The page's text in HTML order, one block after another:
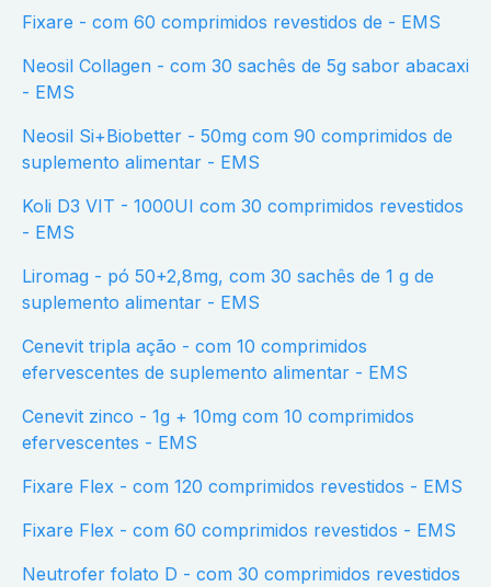
Fixare - com 60 comprimidos revestidos de - EMS
Neosil Collagen - com 30 sachês de 5g sabor abacaxi
- EMS
Neosil Si+Biobetter - 50mg com 90 comprimidos de
suplemento alimentar - EMS
Koli D3 VIT - 1000UI com 30 comprimidos revestidos
- EMS
Liromag - pó 50+2,8mg, com 30 sachês de 1 g de
suplemento alimentar - EMS
Cenevit tripla ação - com 10 comprimidos
efervescentes de suplemento alimentar - EMS
Cenevit zinco - 1g + 10mg com 10 comprimidos
efervescentes - EMS
Fixare Flex - com 120 comprimidos revestidos - EMS
Fixare Flex - com 60 comprimidos revestidos - EMS
Neutrofer folato D - com 30 comprimidos revestidos